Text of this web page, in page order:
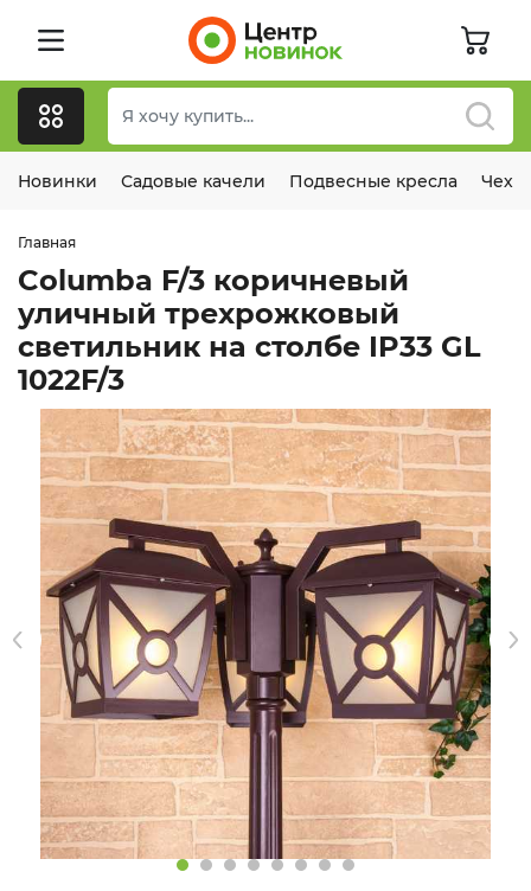
Новинки Садовые качели Подвесные кресла
Главная
Columba F/3 коричневый
уличный трехрожковый
светильник на столбе IP33 GL
1022F/3